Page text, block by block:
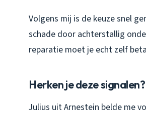
Volgens mij is de keuze snel
schade door achterstallig
reparatie moet je echt zelf
Herken je deze signalen?
Julius uit Arnestein belde me